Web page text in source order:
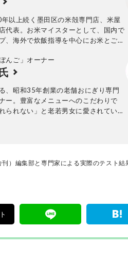
以上続く墨田区の米殻専門店、米屋
代表。お米マイスターとして、国内で
、海外で炊飯指導を中心にお米とご飯
を発信している。
んご」オーナー
、昭和35年創業の老舗おにぎり専門
ー。豊富なメニューへのこだわりで
られない」と老若男女に愛されてい
）編集部と専門家による実際のテスト